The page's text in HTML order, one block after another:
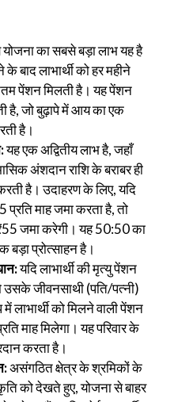
का सबसे बड़ा लाभ यह है
बाद लाभार्थी को हर महीने
पेंशन मिलती है। यह पेंशन
है, जो बुढ़ापे में आय का एक
है।
यह एक अद्वितीय लाभ है, जहाँ
अंशदान राशि के बराबर ही
है। उदाहरण के लिए, यदि
प्रति माह जमा करता है, तो
जमा करेगी। यह 50:50 का
बड़ा प्रोत्साहन है।
यदि लाभार्थी की मृत्यु पेंशन
उसके जीवनसाथी (पति/पत्नी)
लाभार्थी को मिलने वाली पेंशन
माह मिलेगा। यह परिवार के
करता है।
असंगठित क्षेत्र के श्रमिकों के
को देखते हुए, योजना से बाहर